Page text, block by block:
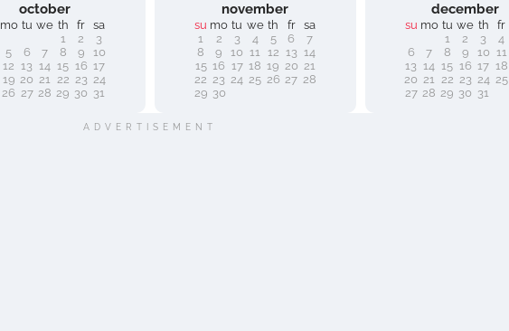
october
mo tu we th fr
sa
1
2
3
5 6 7 8 9
10
12 13 14 15 16 17
19 20 21 22 23 24
26 27 28 29 30 31
november
su mo tu we th fr
sa
1
2 3 4 5 6
7
8
9 10 11 12 13 14
15 16 17 18 19 20 21
22 23 24 25 26 27 28
29 30
december
su mo tu we th fr
1
2 3 4
6
7 8 9 10 11
13 14 15 16 17 18
20 21 22 23 24 25
27 28 29 30 31
ADVERTISEMENT